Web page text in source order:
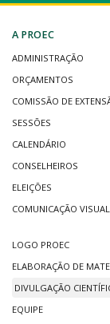
A PROEC
ADMINISTRAÇÃO
ORÇAMENTOS
COMISSÃO DE
SESSÕES
CALENDÁRIO
CONSELHEIROS
ELEIÇÕES
COMUNICAÇÃO VISUAL
LOGO PROEC
ELABORAÇÃO DE
DIVULGAÇÃO
EQUIPE